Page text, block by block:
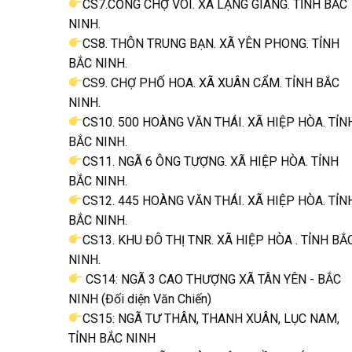
CS7.CỔNG CHỢ VÔI. XÃ LẠNG GIANG. TỈNH BẮC
NINH.
CS8. THÔN TRUNG BẠN. XÃ YÊN PHONG. TỈNH
BẮC NINH.
CS9. CHỢ PHỐ HOA. XÃ XUÂN CẨM. TỈNH BẮC
NINH.
CS10. 500 HOÀNG VĂN THÁI. XÃ HIỆP HÒA.
BẮC NINH.
CS11. NGÃ 6 ÔNG TƯỢNG. XÃ HIỆP HÒA. TỈNH
BẮC NINH.
CS12. 445 HOÀNG VĂN THÁI. XÃ HIỆP HÒA.
BẮC NINH.
CS13. KHU ĐÔ THỊ TNR. XÃ HIỆP HÒA . TỈNH
NINH.
CS14: NGÃ 3 CAO THƯỢNG XÃ TÂN YÊN - BẮC
NINH (Đối diện Văn Chiến)
CS15: NGÃ TƯ THÂN, THANH XUÂN, LỤC NAM,
TỈNH BẮC NINH